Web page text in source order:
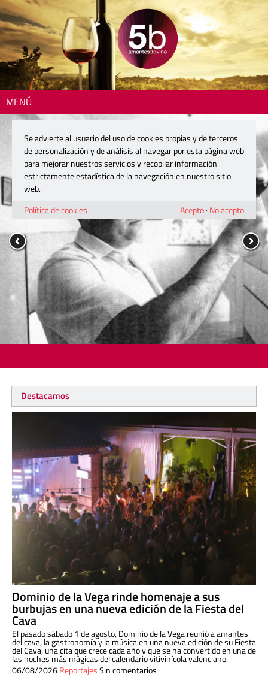
MENÚ
Destacamos
Dominio de la Vega rinde homenaje a sus
burbujas en una nueva edición de la Fiesta del
Cava
El pasado sábado 1 de agosto, Dominio de la Vega reunió a amantes
del cava, la gastronomía y la música en una nueva edición de su Fiesta
del Cava, una cita que crece cada año y que se ha convertido en una de
las noches más mágicas del calendario vitivinícola valenciano.
06/08/2026ReportajesSin comentarios
Se advierte al usuario del uso de cookies propias y de terceros
de personalización y de análisis al navegar por esta página web
para mejorar nuestros servicios y recopilar información
estrictamente estadística de la navegación en nuestro sitio
web.
Política de cookies
Acepto· No acepto